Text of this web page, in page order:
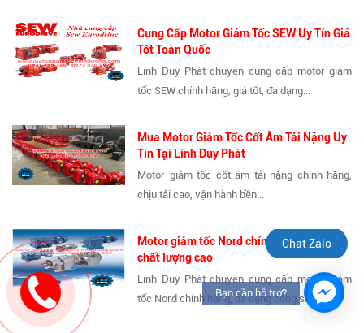
Cung Cấp Motor Giảm Tốc SEW Uy Tín Giá
Tốt Toàn Quốc
Linh Duy Phát chuyên cung cấp motor giảm
tốc SEW chính hãng, giá tốt, đa dạng...
Mua Motor Giảm Tốc Cốt Âm Tải Nặng Uy
Tín Tại Linh Duy Phát
Motor giảm tốc cốt âm tải nặng chính hãng,
chịu tải cao, vận hành bền...
Motor giảm tốc Nord chính hãng, giá tốt,
chất lượng cao
Linh Duy Phát chuyên cung cấp motor giảm
tốc Nord chính hãng, đa dạng công suất,...
Chat Zalo
Bạn cần hỗ trợ?